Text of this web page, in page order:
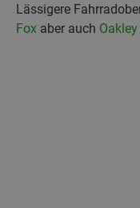
Lässigere
Fox aber auch Oakley